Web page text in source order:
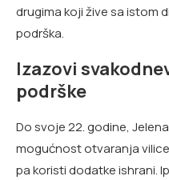
drugima koji žive sa istom
podrška.
Izazovi
podrške
Do svoje 22. godine,
mogućnost otvaranja
pa koristi dodatke ishrani.